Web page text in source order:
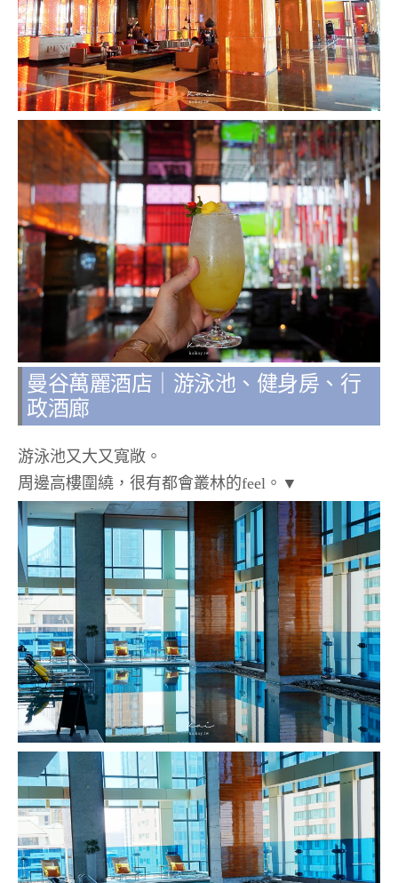
曼谷萬麗酒店｜游泳池、健身房、行
政酒廊
游泳池又大又寬敞。
周邊高樓圍繞，很有都會叢林的feel。▼